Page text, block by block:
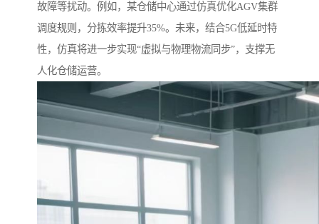
故障等扰动。例如，某仓储中心通过仿真优化AGV集群
调度规则，分拣效率提升35%。未来，结合5G低延时特
性，仿真将进一步实现“虚拟与物理物流同步”，支撑无
人化仓储运营。